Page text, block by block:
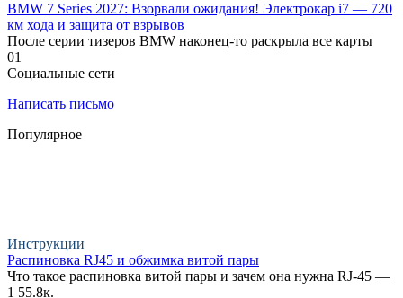
BMW 7 Series 2027: Взорвали ожидания! Электрокар i7 — 720
км хода и защита от взрывов
После серии тизеров BMW наконец-то раскрыла все карты
01
Социальные сети
Написать письмо
Популярное
Инструкции
Распиновка RJ45 и обжимка витой пары
Что такое распиновка витой пары и зачем она нужна RJ-45 —
1 55.8к.